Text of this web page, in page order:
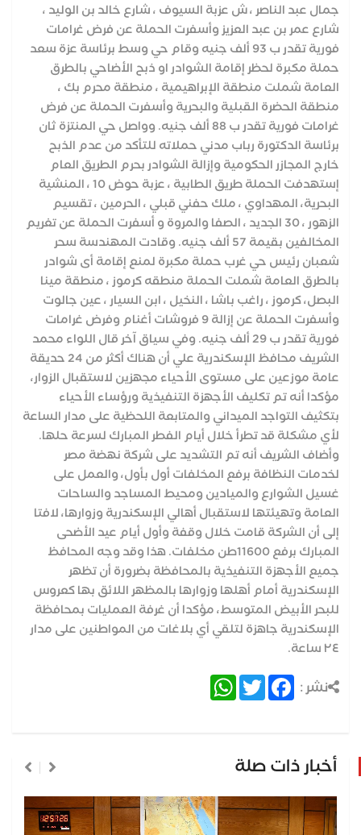
جمال عبد الناصر ، ش عزبة السيوف ، شارع خالد بن الوليد ،
شارع عمر بن عبد العزيز وأسفرت الحملة عن فرض غرامات
فورية تقدر ب 93 ألف جنيه وقام حي وسط برئاسة عزة سعد
حملة مكبرة لحظر إقامة الشوادر او ذبح الأضاحي بالطرق
العامة شملت منطقة الإبراهيمية ، منطقة محرم بك ،
منطقة الحضرة القبلية والبحرية وأسفرت الحملة عن فرض
غرامات فورية تقدر ب 88 ألف جنيه. وواصل حي المنتزة ثان
برئاسة الدكتورة رباب مدني حملاته للتأكد من عدم الذبح
خارج المجازر الحكومية وإزالة الشوادر بحرم الطريق العام
إستهدفت الحملة طريق الطابية ، عزبة حوض 10 ، المنشية
البحرية، المهداوي ، ملك حفني قبلي ، الحرمين ، تقسيم
الزهور ، 30 الجديد ، الصفا والمروة و أسفرت الحملة عن تغريم
المخالفين بقيمة 57 ألف جنيه. وقادت المهندسة سحر
شعبان رئيس حي غرب حملة مكبرة لمنع إقامة أى شوادر
بالطرق العامة شملت الحملة منطقه كرموز ، منطقة مينا
البصل، كرموز ، راغب باشا ، النخيل ، ابن السيار ، عين جالوت
وأسفرت الحملة عن إزالة 9 فروشات أغنام وفرض غرامات
فورية تقدر ب 29 ألف جنيه. وفي سياق آخر قال اللواء محمد
الشريف محافظ الإسكندرية علي أن هناك أكثر من 24 حديقة
عامة موزعين على مستوى الأحياء مجهزين لاستقبال الزوار،
مؤكدا أنه تم تكليف الأجهزة التنفيذية ورؤساء الأحياء
بتكثيف التواجد الميداني والمتابعة اللحظية على مدار الساعة
لأي مشكلة قد تطرأ خلال أيام الفطر المبارك لسرعة حلها.
وأضاف الشريف أنه تم التشديد على شركة نهضة مصر
لخدمات النظافة برفع المخلفات أول بأول، والعمل على
غسيل الشوارع والميادين ومحيط المساجد والساحات
العامة وتهيئتها لاستقبال أهالي الإسكندرية وزوارها، لافتا
إلى أن الشركة قامت خلال وقفة وأول أيام عيد الأضحى
المبارك برفع 11600طن مخلفات. هذا وقد وجه المحافظ
جميع الأجهزة التنفيذية بالمحافظة بضرورة أن تظهر
الإسكندرية أمام أهلها وزوارها بالمظهر اللائق بها كعروس
للبحر الأبيض المتوسط، مؤكدا أن غرفة العمليات بمحافظة
الإسكندرية جاهزة لتلقي أي بلاغات من المواطنين على مدار
٢٤ ساعة.
نشر : Facebook
Twitter
WhatsApp
أخبار ذات صلة